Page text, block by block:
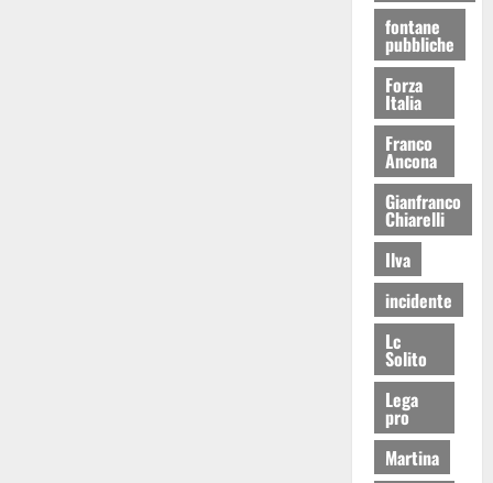
fontane
pubbliche
Forza
Italia
Franco
Ancona
Gianfranco
Chiarelli
Ilva
incidente
Lc
Solito
Lega
pro
Martina